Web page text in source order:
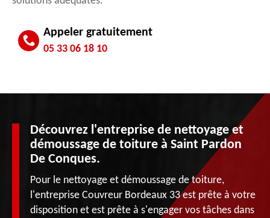
Appeler gratuitement
05 33 06 18 10
Découvrez l'entreprise de nettoyage et
démoussage de toiture à Saint Pardon
De Conques.
Pour le nettoyage et démoussage de toiture,
l'entreprise Couvreur Bordeaux 33 est prête à votre
disposition et est prête à s'engager vos tâches dans